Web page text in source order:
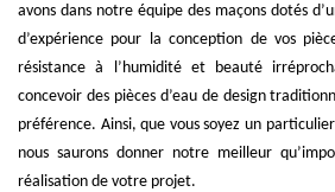
avons dans notre équipe des maçons dotés
d’expérience pour la conception de vos
résistance à l’humidité et beauté
concevoir des pièces d’eau de design
préférence. Ainsi, que vous soyez un
nous saurons donner notre meilleur
réalisation de votre projet.